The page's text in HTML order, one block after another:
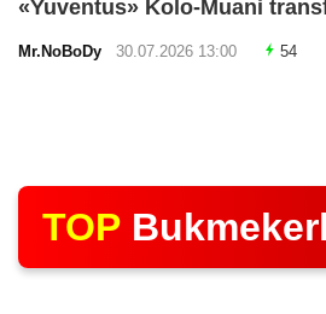
«Yuventus» Kolo-Muani
Mr.NoBoDy 30.07.2026 13:00 54
TOP